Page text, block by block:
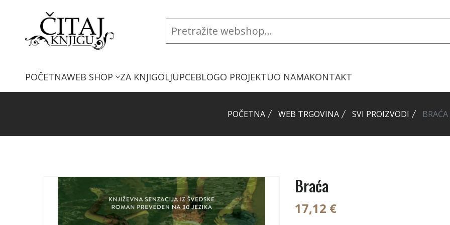
POČETNAWEB SHOP ZA KNJIGOLJUPCEBLOGO PROJEKTUO NAMAKONTAKT
POČETNA WEB TRGOVINA SVI PROIZVODI BRAĆA
Braća
17,12 €